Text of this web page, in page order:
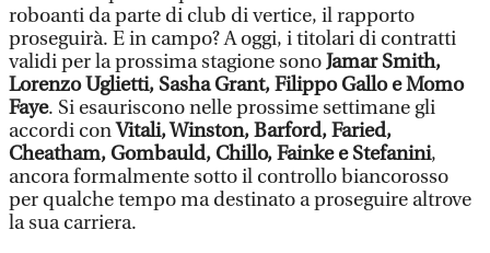
roboanti da parte di club di vertice, il rapporto
proseguirà. E in campo? A oggi, i titolari di contratti
validi per la prossima stagione sonoJamar Smith,
Lorenzo Uglietti, Sasha Grant, Filippo Gallo e Momo
Faye. Si esauriscono nelle prossime settimane gli
accordi conVitali, Winston, Barford, Faried,
Cheatham, Gombauld, Chillo, Fainke e Stefanini,
ancora formalmente sotto il controllo biancorosso
per qualche tempo ma destinato a proseguire altrove
la sua carriera.